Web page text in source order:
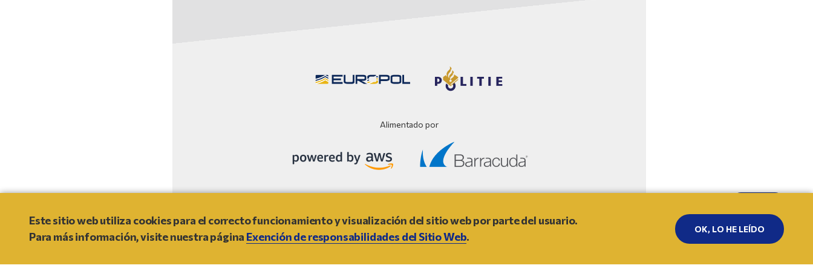
Alimentado por
Este sitio web utiliza cookies para el correcto funcionamiento y visualización del sitio web por parte del usuario.
Para más información, visite nuestra página Exención de responsabilidades del Sitio Web.
OK, LO HE LEÍDO